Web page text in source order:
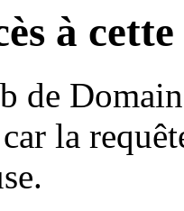
à
de
la